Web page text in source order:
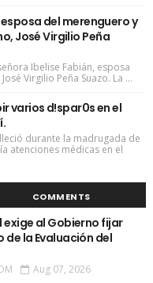
del merenguero y
José Virgilio Peña
Ibelise Fabián, esposa
Virgilio Peña Suazo. La ...
varios d!spar0s en el
durante la madrugada de
atenciones médicas en el
COMMENTS
exige al Gobierno fijar
la Evaluación del
Aug 07, 2026